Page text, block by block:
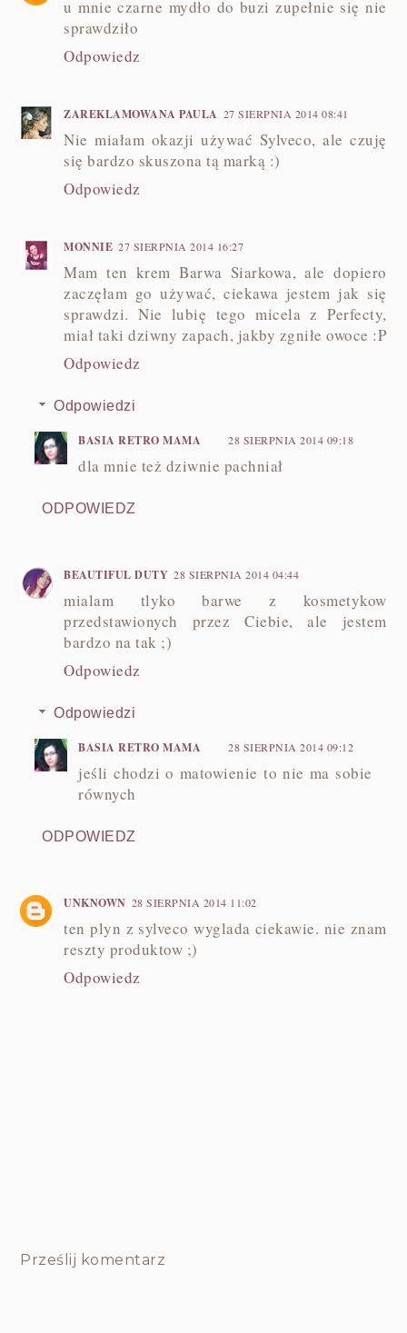
u mnie czarne mydło do buzi zupełnie się nie
sprawdziło
Odpowiedz
ZAREKLAMOWANA PAULA 27 SIERPNIA 2014 08:41
Nie miałam okazji używać Sylveco, ale czuję
się bardzo skuszona tą marką :)
Odpowiedz
MONNIE 27 SIERPNIA 2014 16:27
Mam ten krem Barwa Siarkowa, ale dopiero
zaczęłam go używać, ciekawa jestem jak się
sprawdzi. Nie lubię tego micela z Perfecty,
miał taki dziwny zapach, jakby zgniłe owoce :P
Odpowiedz
Odpowiedzi
BASIA RETRO MAMA 28 SIERPNIA 2014 09:18
dla mnie też dziwnie pachniał
ODPOWIEDZ
BEAUTIFUL DUTY 28 SIERPNIA 2014 04:44
mialam tlyko barwe z kosmetykow
przedstawionych przez Ciebie, ale jestem
bardzo na tak ;)
Odpowiedz
Odpowiedzi
BASIA RETRO MAMA 28 SIERPNIA 2014 09:12
jeśli chodzi o matowienie to nie ma sobie
równych
ODPOWIEDZ
UNKNOWN 28 SIERPNIA 2014 11:02
ten plyn z sylveco wyglada ciekawie. nie znam
reszty produktow ;)
Odpowiedz
Prześlij komentarz